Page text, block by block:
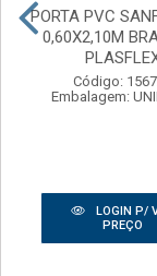
PORTA PVC
0,60X2,10M
Código:
Embalagem:
LOGIN P/
PREÇO